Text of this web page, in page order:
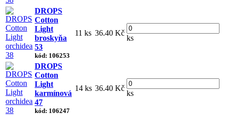
DROPS
Cotton
Light
broskyňa
53
kód: 106253
11 ks 36.40 Kč
ks
DROPS
Cotton
Light
karmínová
47
kód: 106247
14 ks 36.40 Kč
ks